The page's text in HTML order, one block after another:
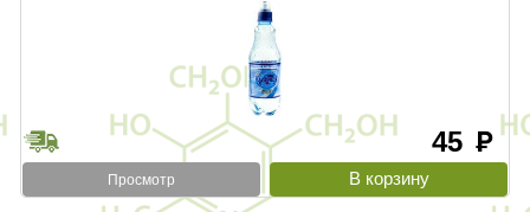
45 руб
Просмотр